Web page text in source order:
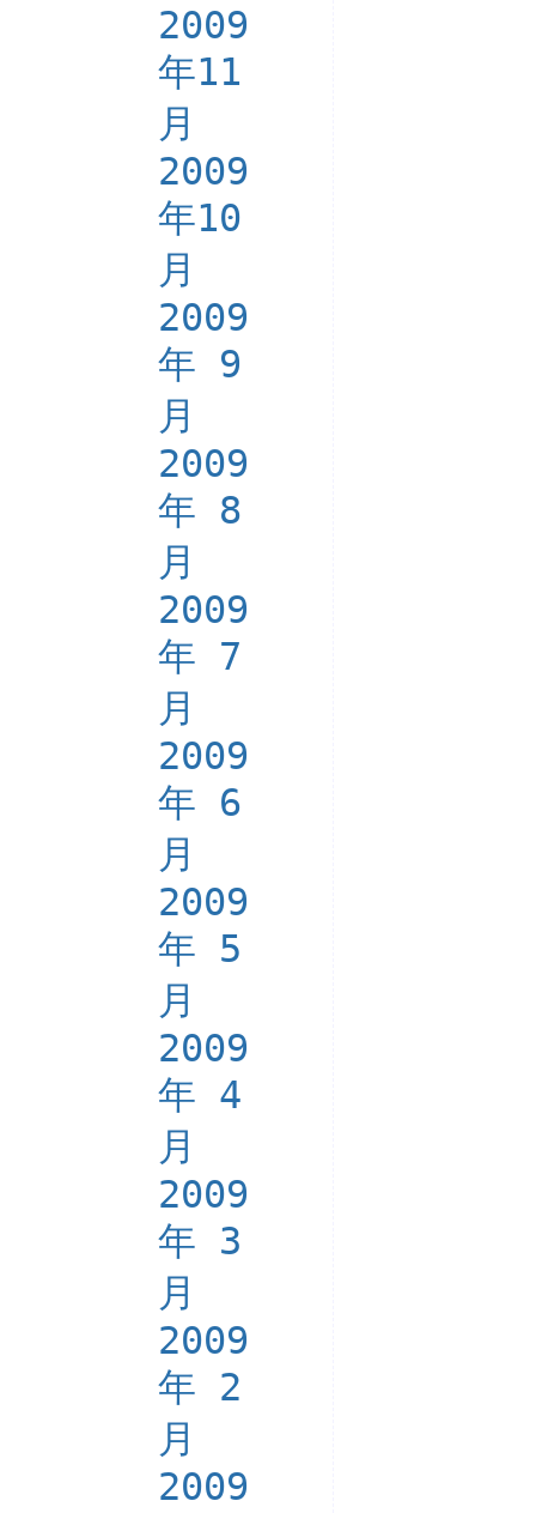
2009
年11
月
2009
年10
月
2009
年 9
月
2009
年 8
月
2009
年 7
月
2009
年 6
月
2009
年 5
月
2009
年 4
月
2009
年 3
月
2009
年 2
月
2009